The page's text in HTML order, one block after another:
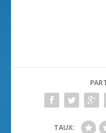
TAUX: